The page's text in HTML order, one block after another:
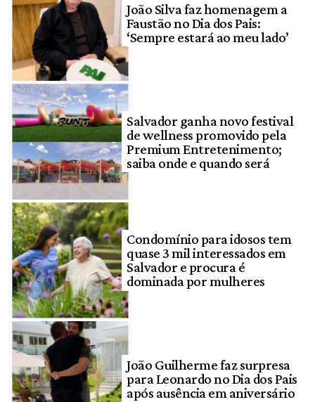
João Silva faz homenagem a
Faustão no Dia dos Pais:
‘Sempre estará ao meu lado’
Salvador ganha novo festival
de wellness promovido pela
Premium Entretenimento;
saiba onde e quando será
Condomínio para idosos tem
quase 3 mil interessados em
Salvador e procura é
dominada por mulheres
João Guilherme faz surpresa
para Leonardo no Dia dos Pais
após ausência em aniversário